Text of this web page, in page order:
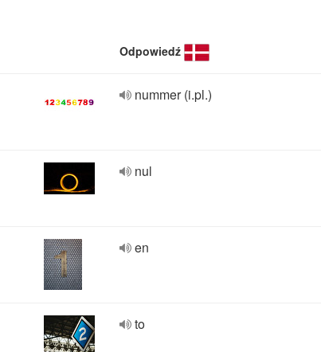
Odpowiedź
nummer (i.pl.)
nul
en
to